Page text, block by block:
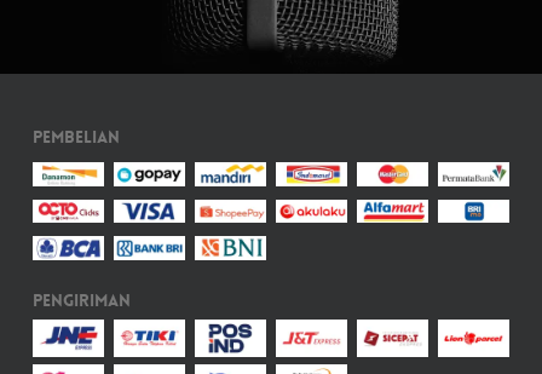
Pembelian
Pengiriman